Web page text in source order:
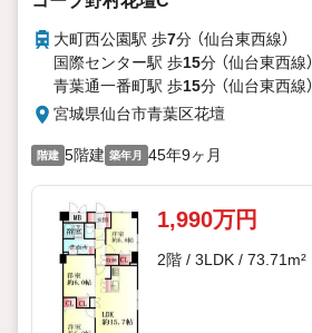
大町西公園駅 歩7分 （仙台東西線）
国際センター駅 歩15分 （仙台東西線）
青葉通一番町駅 歩15分 （仙台東西線）
宮城県仙台市青葉区花壇
階建 5階建 築年月 45年9ヶ月
1,990万円
2階 / 3LDK / 73.71m²